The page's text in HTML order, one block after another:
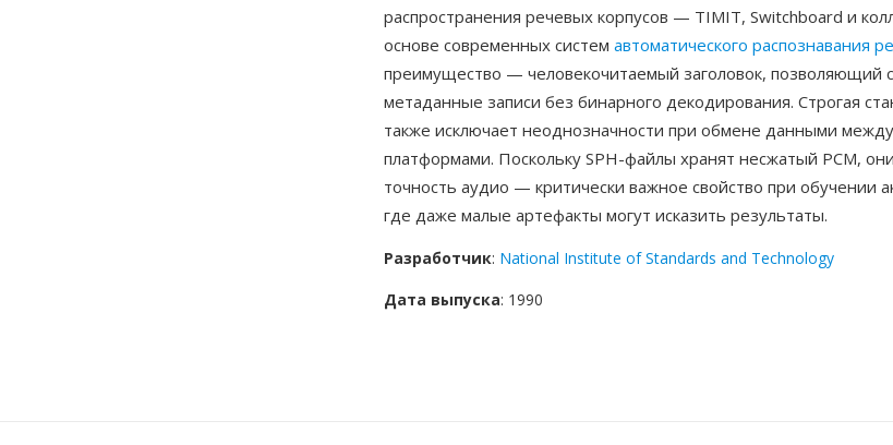
распространения речевых корпусов — TIMIT, Switchboard и
основе современных систем автоматического распознавания
преимущество — человекочитаемый заголовок, позволяющий
метаданные записи без бинарного декодирования. Строгая
также исключает неоднозначности при обмене данными
платформами. Поскольку SPH-файлы хранят несжатый PCM,
точность аудио — критически важное свойство при обучении
где даже малые артефакты могут исказить результаты.
Разработчик: National Institute of Standards and Technology
Дата выпуска: 1990